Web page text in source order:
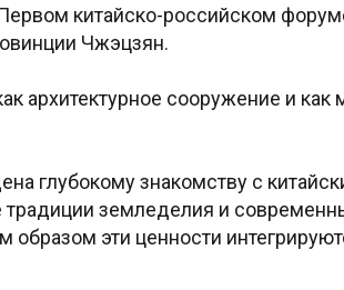
китайско-российском
Чжэцзян.
архитектурное сооружение и
глубокому знакомству с
земледелия и
образом эти ценности